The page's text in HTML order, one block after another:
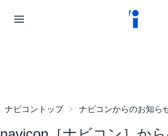
ナビコントップ ナビコンからのお知ら